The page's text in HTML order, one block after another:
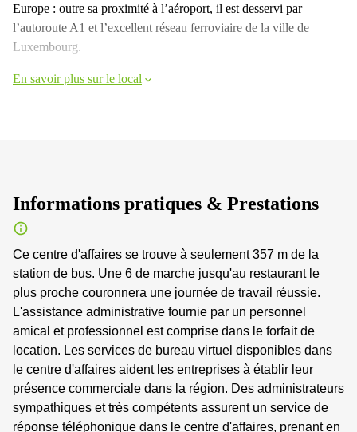
Europe : outre sa proximité à l’aéroport, il est desservi par
l’autoroute A1 et l’excellent réseau ferroviaire de la ville de
Luxembourg.
En savoir plus sur le local
Informations pratiques & Prestations
Ce centre d'affaires se trouve à seulement 357 m de la
station de bus. Une 6 de marche jusqu'au restaurant le
plus proche couronnera une journée de travail réussie.
L'assistance administrative fournie par un personnel
amical et professionnel est comprise dans le forfait de
location. Les services de bureau virtuel disponibles dans
le centre d'affaires aident les entreprises à établir leur
présence commerciale dans la région. Des administrateurs
sympathiques et très compétents assurent un service de
réponse téléphonique dans le centre d'affaires, prenant en